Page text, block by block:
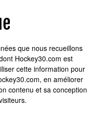
que nous recueillons
Hockey30.com est
cette information pour
en améliorer
contenu et sa conception